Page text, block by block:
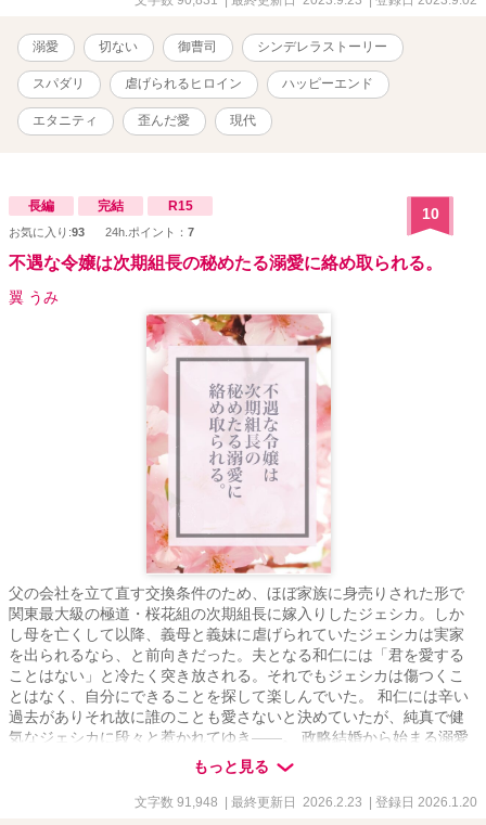
溺愛 切ない 御曹司 シンデレラストーリー
スパダリ 虐げられるヒロイン ハッピーエンド
エタニティ 歪んだ愛 現代
長編 完結 R15
お気に入り:93 24h.ポイント： 7
10
不遇な令嬢は次期組長の秘めたる溺愛に絡め取られる。
翼 うみ
父の会社を立て直す交換条件のため、ほぼ家族に身売りされた形で
関東最大級の極道・桜花組の次期組長に嫁入りしたジェシカ。しか
し母を亡くして以降、義母と義妹に虐げられていたジェシカは実家
を出られるなら、と前向きだった。夫となる和仁には「君を愛する
ことはない」と冷たく突き放される。それでもジェシカは傷つくこ
とはなく、自分にできることを探して楽しんでいた。 和仁には辛い
過去がありそれ故に誰のことも愛さないと決めていたが、純真で健
気なジェシカに段々と惹かれてゆき――。 政略結婚から始まる溺愛
もっと見る
文字数 91,948 | 最終更新日 2026.2.23 | 登録日 2026.1.20